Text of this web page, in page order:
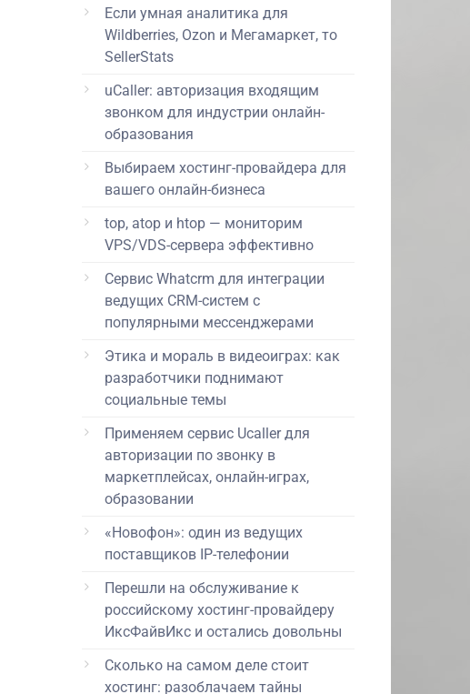
Если умная аналитика для
Wildberries, Ozon и Мегамаркет, то
SellerStats
uCaller: авторизация входящим
звонком для индустрии онлайн-
образования
Выбираем хостинг-провайдера для
вашего онлайн-бизнеса
top, atop и htop — мониторим
VPS/VDS-сервера эффективно
Сервис Whatcrm для интеграции
ведущих CRM-систем с
популярными мессенджерами
Этика и мораль в видеоиграх: как
разработчики поднимают
социальные темы
Применяем сервис Ucaller для
авторизации по звонку в
маркетплейсах, онлайн-играх,
образовании
«Новофон»: один из ведущих
поставщиков IP-телефонии
Перешли на обслуживание к
российскому хостинг-провайдеру
ИксФайвИкс и остались довольны
Сколько на самом деле стоит
хостинг: разоблачаем тайны